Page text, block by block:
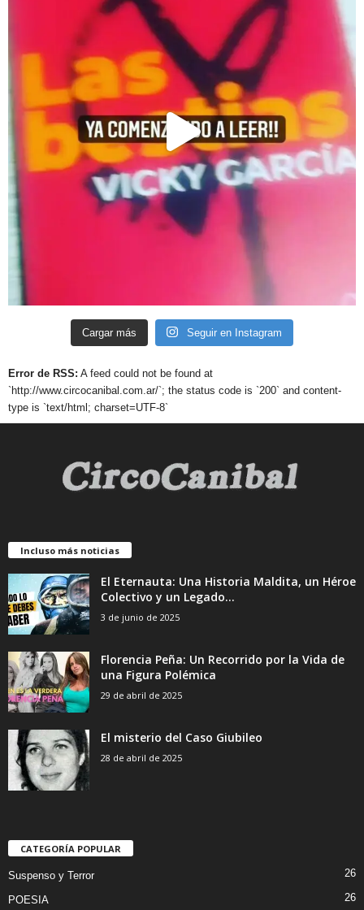
Cargar más Seguir en Instagram
Error de RSS: A feed could not be found at
`http://www.circocanibal.com.ar/`; the status code is `200` and content-
type is `text/html; charset=UTF-8`
Incluso más noticias
El Eternauta: Una Historia Maldita, un Héroe
Colectivo y un Legado...
3 de junio de 2025
Florencia Peña: Un Recorrido por la Vida de
una Figura Polémica
29 de abril de 2025
El misterio del Caso Giubileo
28 de abril de 2025
CATEGORÍA POPULAR
Suspenso y Terror 26
POESIA 26